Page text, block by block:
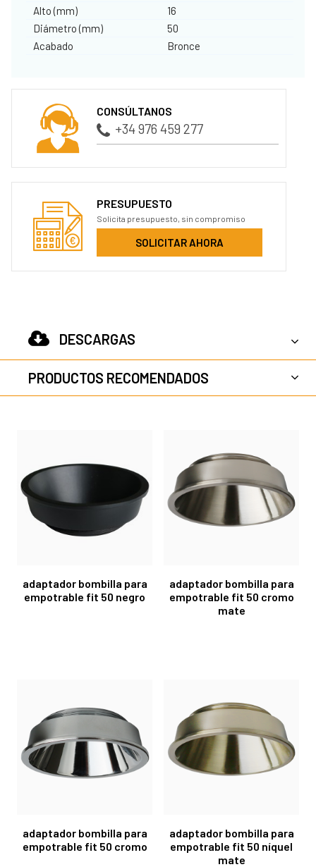
Alto (mm)
16
Diámetro (mm)
50
Acabado
Bronce
CONSÚLTANOS
+34 976 459 277
PRESUPUESTO
Solicita presupuesto, sin compromiso
SOLICITAR AHORA
DESCARGAS
PRODUCTOS RECOMENDADOS
adaptador bombilla para
empotrable fit 50 negro
adaptador bombilla para
empotrable fit 50 cromo
mate
adaptador bombilla para
empotrable fit 50 cromo
adaptador bombilla para
empotrable fit 50 níquel
mate